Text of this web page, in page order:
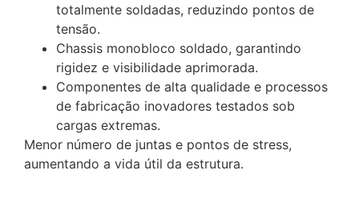
totalmente soldadas, reduzindo pontos de
tensão.
Chassis monobloco soldado, garantindo
rigidez e visibilidade aprimorada.
Componentes de alta qualidade e processos
de fabricação inovadores testados sob
cargas extremas.
Menor número de juntas e pontos de stress,
aumentando a vida útil da estrutura.